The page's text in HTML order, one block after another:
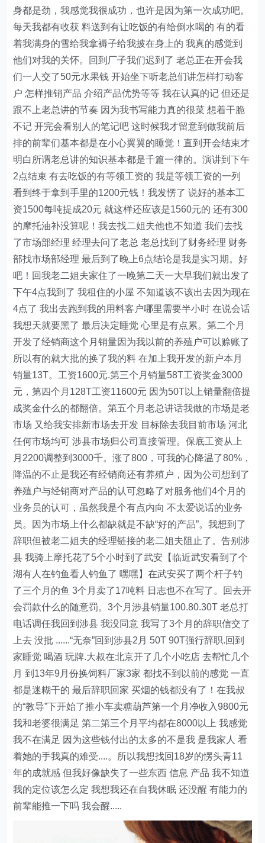
身都是劲，我感觉我很成功，也许是因为第一次成功吧。
每天我都有收获 料送到有让吃饭的有给倒水喝的 有的看
着我满身的雪给我拿褥子给我披在身上的 我真的感觉到
他们对我的关怀。回到厂子我们迟到了 老总正在开会我
们一人交了50元水果钱 开始坐下听老总们讲怎样打动客
户 怎样推销产品 介绍产品优势等等 我在认真的记 但还是
跟不上老总讲的节奏 因为我书写能力真的很菜 想着干脆
不记 开完会看别人的笔记吧 这时候我才留意到做我前后
排的前辈们基本都是在小心翼翼的睡觉！直到开会结束才
明白所谓老总讲的知识基本都是千篇一律的。演讲到下午
2点结束 有去吃饭的有等领工资的 我是等领工资的一列
看到终于拿到手里的1200元钱！我发愣了 说好的基本工
资1500每吨提成20元 就这样还应该是1560元的 还有300
的摩托油补没算呢！我去找二姐夫他也不知道 我们去找
了市场部经理 经理去问了老总 老总找到了财务经理 财务
部找市场部经理 最后到了晚上6点结论是我是实习期。好
吧！回我老二姐夫家住了一晚第二天一大早我们就出发了
下午4点我到了 我租住的小屋 不知道该不该出去因为现在
4点了 我出去跑到我的用料客户哪里需要半小时 在说会话
我想天就要黑了 最后决定睡觉 心里是有点累。第二个月
开发了经销商这个月销量因为我以前的养殖户可以赊账了
所以有的就大批的换了我的料 在加上我开发的新户本月
销量13T。工资1600元.第三个月销量58T工资奖金3000
元，第四个月128T工资11600元 因为50T以上销量翻倍提
成奖金什么的都翻倍。第五个月老总讲话我做的市场是老
市场 又给我安排新市场去开发 目标除去我目前市场 河北
任何市场均可 涉县市场归公司直接管理。保底工资从上
月2200调整到3000千。涨了800，可我的心降温了80%，
降温的不止是我还有经销商还有养殖户，因为公司想到了
养殖户与经销商对产品的认可忽略了对服务他们4个月的
业务员的认可，虽然我是个有点内向 不太爱说话的业务
员。因为市场上什么都缺就是不缺“好的产品”。我想到了
辞职但被老二姐夫的经理链接的老二姐夫阻止了。告别涉
县 我骑上摩托花了5个小时到了武安【临近武安看到了个
湖有人在钓鱼看人钓鱼了 嘿嘿】在武安买了两个杆子钓
了三个月的鱼 3个月卖了17吨料 日志也不在写了。回去开
会罚款什么的随意罚。3个月涉县销量100.80.30T 老总打
电话调任我回到涉县 我没同意 我写了3个月的辞职信交了
上去 没批 ......“无奈”回到涉县2月 50T 90T强行辞职.回到
家睡觉 喝酒 玩牌.大叔在北京开了几个小吃店 去帮忙几个
月 到13年9月份换饲料厂家3家 都找不到以前的感觉 一直
都是迷糊干的 最后辞职回家 买烟的钱都没有了！在我叔
的“教导”下开始了推小车卖糖葫芦第一个月净收入9800元
我和老婆很满足 第二第三个月平均都在8000以上 我感觉
我不在满足 因为这些钱付出的太多的不是我 是我家人 看
着她的手我真的难受....。所以我想找回18岁的愣头青11
年的成就感 但我好像缺失了一些东西 信息 产品 我不知道
我的定位该怎么定 我想我还在自我休眠 还没醒 有能力的
前辈能推一下吗 我会醒.....